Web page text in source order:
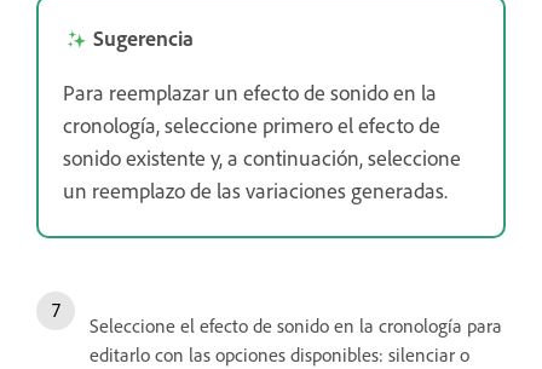
Sugerencia
Para reemplazar un efecto de sonido en la
cronología, seleccione primero el efecto de
sonido existente y, a continuación, seleccione
un reemplazo de las variaciones generadas.
Seleccione el efecto de sonido en la cronología para
editarlo con las opciones disponibles: silenciar o